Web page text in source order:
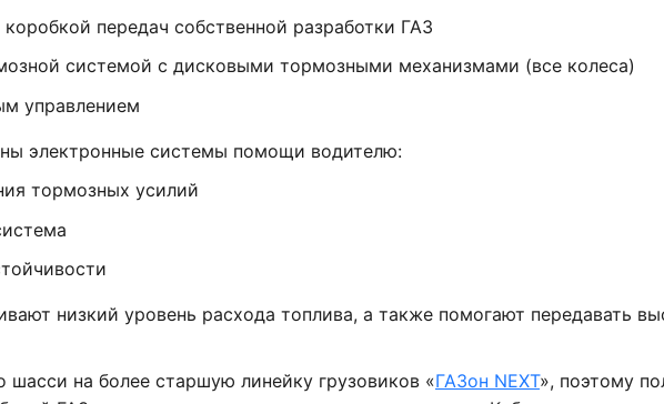
передач собственной разработки ГАЗ
системой с дисковыми тормозными механизмами (все колеса)
управлением
электронные системы помощи водителю:
тормозных усилий
низкий уровень расхода топлива, а также помогают передавать
на более старшую линейку грузовиков «ГАЗон NEXT», поэтому